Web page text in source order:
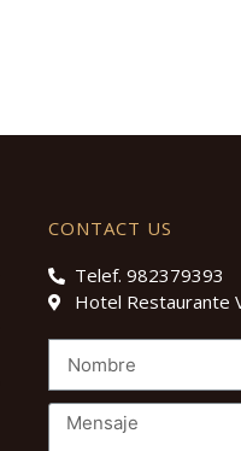
CONTACT US
Telef. 982379393
Hotel Restaurante